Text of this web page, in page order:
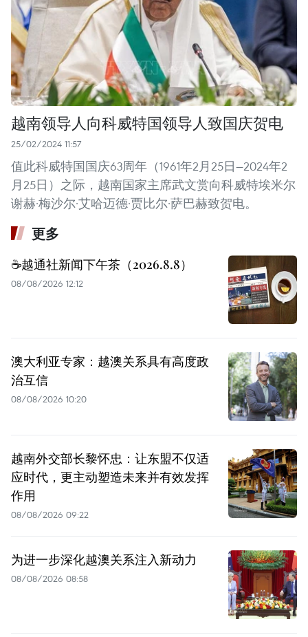
越南领导人向科威特国领导人致国庆贺电
25/02/2024 11:57
值此科威特国国庆63周年（1961年2月25日—2024年2
月25日）之际，越南国家主席武文赏向科威特埃米尔
谢赫·梅沙尔·艾哈迈德·贾比尔·萨巴赫致贺电。
更多
☕️越通社新闻下午茶（2026.8.8）
08/08/2026 12:12
澳大利亚专家：越澳关系具有高度政
治互信
08/08/2026 10:20
越南外交部长黎怀忠：让东盟不仅适
应时代，更主动塑造未来并有效发挥
作用
08/08/2026 09:22
为进一步深化越澳关系注入新动力
08/08/2026 08:58